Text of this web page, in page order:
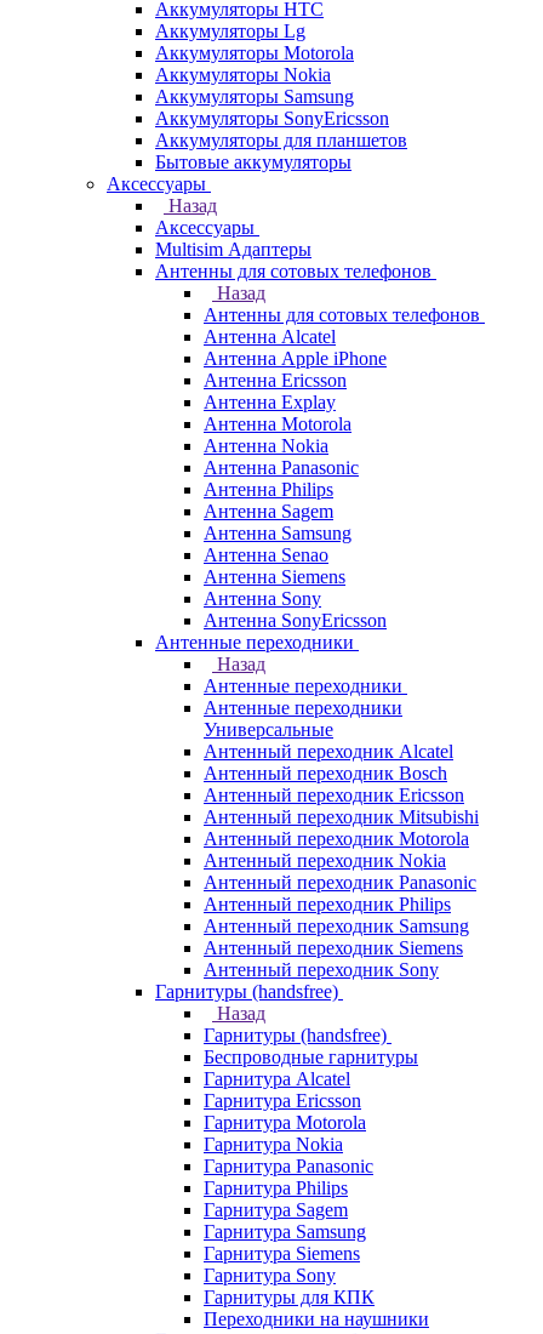
Аккумуляторы HTC
Аккумуляторы Lg
Аккумуляторы Motorola
Аккумуляторы Nokia
Аккумуляторы Samsung
Аккумуляторы SonyEricsson
Аккумуляторы для планшетов
Бытовые аккумуляторы
Аксессуары
Назад
Аксессуары
Multisim Адаптеры
Антенны для сотовых телефонов
Назад
Антенны для сотовых телефонов
Антенна Alcatel
Антенна Apple iPhone
Антенна Ericsson
Антенна Explay
Антенна Motorola
Антенна Nokia
Антенна Panasonic
Антенна Philips
Антенна Sagem
Антенна Samsung
Антенна Senao
Антенна Siemens
Антенна Sony
Антенна SonyEricsson
Антенные переходники
Назад
Антенные переходники
Антенные переходники
Универсальные
Антенный переходник Alcatel
Антенный переходник Bosch
Антенный переходник Ericsson
Антенный переходник Mitsubishi
Антенный переходник Motorola
Антенный переходник Nokia
Антенный переходник Panasonic
Антенный переходник Philips
Антенный переходник Samsung
Антенный переходник Siemens
Антенный переходник Sony
Гарнитуры (handsfree)
Назад
Гарнитуры (handsfree)
Беспроводные гарнитуры
Гарнитура Alcatel
Гарнитура Ericsson
Гарнитура Motorola
Гарнитура Nokia
Гарнитура Panasonic
Гарнитура Philips
Гарнитура Sagem
Гарнитура Samsung
Гарнитура Siemens
Гарнитура Sony
Гарнитуры для КПК
Переходники на наушники